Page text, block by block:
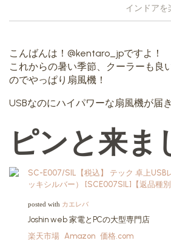
インドアを
こんばんは！@kentaro_jpですよ！
これからの暑い季節、クーラーも良
のでやっぱり扇風機！
USBなのにハイパワーな扇風機が届
ピンと来ま
SC-E007/SIL【税込】 テック 卓上USB
ッキシルバー） [SCE007SIL]【返品種別
posted with カエレバ
Joshin web 家電とPCの大型専門店
楽天市場 Amazon 価格.com